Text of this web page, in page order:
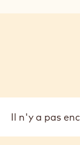
Il n'y a pas